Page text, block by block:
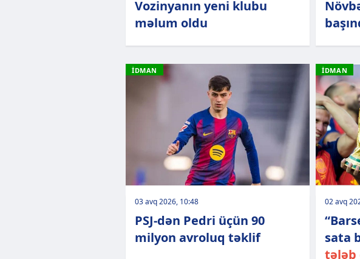
Vozinyanın yeni klubu
məlum oldu
İDMAN
03 avq 2026, 10:48
PSJ-dən Pedri üçün 90
milyon avroluq təklif
İDMAN
02 avq
sata
tələb